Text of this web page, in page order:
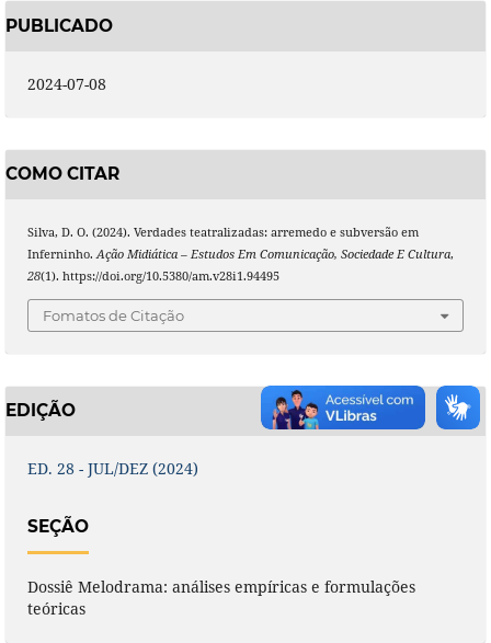
PUBLICADO
2024-07-08
COMO CITAR
Silva, D. O. (2024). Verdades teatralizadas: arremedo e subversão em
Inferninho.Ação Midiática – Estudos Em Comunicação, Sociedade E Cultura,
28(1). https://doi.org/10.5380/am.v28i1.94495
Fomatos de Citação
EDIÇÃO
ED. 28 - JUL/DEZ (2024)
SEÇÃO
Dossiê Melodrama: análises empíricas e formulações
teóricas